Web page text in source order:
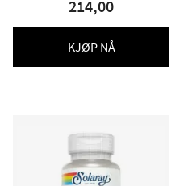
214,00
KJØP NÅ